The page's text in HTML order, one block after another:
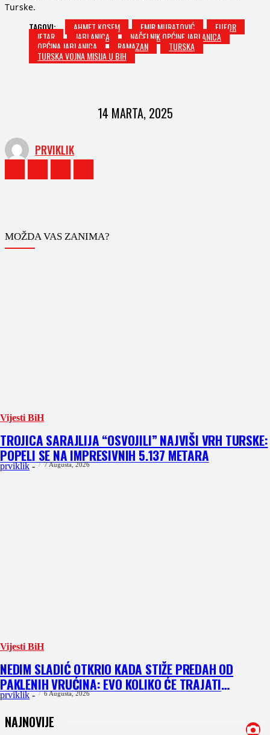
Turske.
TAGOVI: AHMET KOSEM EMIR MURATOVIĆ EUFOR
IFTAR JABLANICA NAČELNIK OPĆINE JABLANICA
OPĆINA JABLANICA RAMAZAN TURSKA
TURSKA VOJNA MISIJA U BIH
14 MARTA, 2025
PRVIKLIK
MOŽDA VAS ZANIMA?
Vijesti BiH
TROJICA SARAJLIJA “OSVOJILI” NAJVIŠI VRH TURSKE:
POPELI SE NA IMPRESIVNIH 5.137 METARA
prviklik - 7 Augusta, 2026
Vijesti BiH
NEDIM SLADIĆ OTKRIO KADA STIŽE PREDAH OD
PAKLENIH VRUĆINA: EVO KOLIKO ĆE TRAJATI
OSVJEŽENJE U BIH
prviklik - 6 Augusta, 2026
NAJNOVIJE